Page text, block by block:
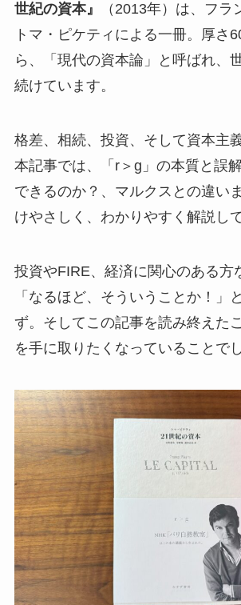
世紀の資本』
（2013年）は、フ
トマ・ピケティによる一冊。厚さ
ら、「現代の資本論」と呼ばれ、
続けています。
格差、相続、投資、そして資本主
本記事では、「r＞g」の本質と誤
できるのか？、マルクスとの違い
けやさしく、わかりやすく解説し
投資やFIRE、経済に関心のある方
「なるほど、そういうことか！」
ず。そしてこの記事を読み終えた
を手に取りたくなっていることで